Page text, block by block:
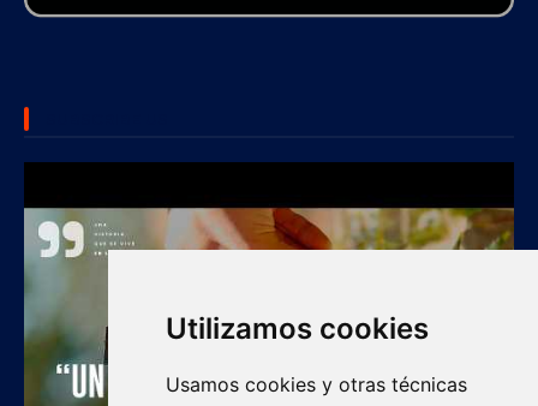
Utilizamos cookies
Usamos cookies y otras técnicas